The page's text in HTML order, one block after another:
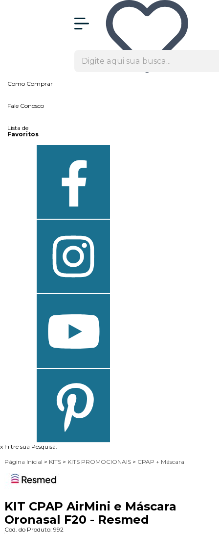
Como Comprar
Fale Conosco
Lista de
Favoritos
x Filtre sua Pesquisa:
Página Inicial > KITS > KITS PROMOCIONAIS > CPAP + Máscara
KIT CPAP AirMini e Máscara
Oronasal F20 - Resmed
Cod. do Produto: 992